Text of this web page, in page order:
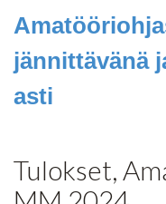
jännittävänä
asti
Tulokset,